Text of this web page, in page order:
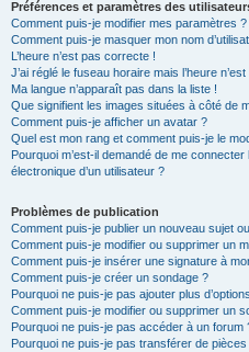
Préférences et paramètres des
Comment puis-je modifier mes paramètres ?
Comment puis-je masquer mon nom
L’heure n’est pas correcte !
J’ai réglé le fuseau horaire mais l’heure
Ma langue n’apparaît pas dans la liste !
Que signifient les images situées à côté de
Comment puis-je afficher un avatar ?
Quel est mon rang et comment puis-je le
Pourquoi m’est-il demandé de me
électronique d’un utilisateur ?
Problèmes de publication
Comment puis-je publier un nouveau sujet
Comment puis-je modifier ou supprimer un
Comment puis-je insérer une signature à
Comment puis-je créer un sondage ?
Pourquoi ne puis-je pas ajouter plus
Comment puis-je modifier ou supprimer un
Pourquoi ne puis-je pas accéder à un forum
Pourquoi ne puis-je pas transférer de pièces